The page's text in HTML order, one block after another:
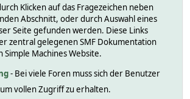
Klicken auf das Fragezeichen neben
Abschnitt, oder durch Auswahl eines
Seite gefunden werden. Diese Links
zentral gelegenen SMF Dokumentation
Machines Website.
- Bei viele Foren muss sich der Benutzer
vollen Zugriff zu erhalten.